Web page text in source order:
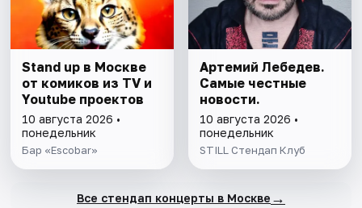
Stand up в Москве
от комиков из TV и
Youtube проектов
10 августа 2026 •
понедельник
Бар «Escobar»
Артемий Лебедев.
Самые честные
новости.
10 августа 2026 •
понедельник
STILL Стендап Клуб
Все стендап концерты в Москве →